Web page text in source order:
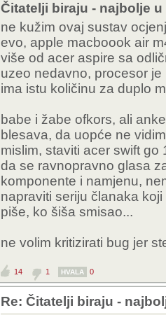
Čitatelji biraju - najbolje
ne kužim ovaj sustav
evo, apple macboook air
više od acer aspire sa
uzeo nedavno, procesor
ima istu količinu za duplo
babe i žabe ofkors, ali
blesava, da uopće ne
mislim, staviti acer swift go
da se ravnopravno glasa
komponente i namjenu,
napraviti seriju članaka
piše, ko šiša smisao...
ne volim kritizirati bug jer
14 1 HVALA 0
Re: Čitatelji biraju -